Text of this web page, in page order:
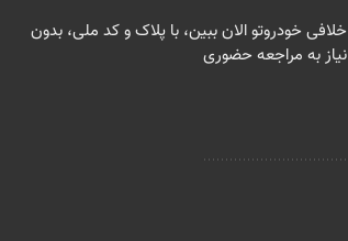
خلافی خودروتو الان ببین، با پلاک و کد ملی، بدون
نیاز به مراجعه حضوری